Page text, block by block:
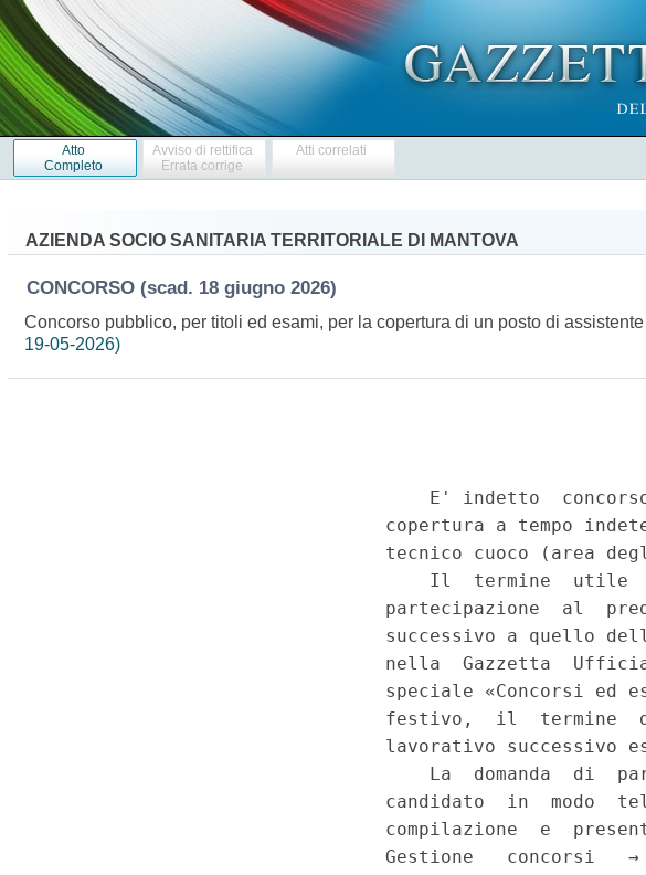
Atto
Completo
Avviso di rettifica
Errata corrige
Atti correlati
AZIENDA SOCIO SANITARIA TERRITORIALE DI MANTOVA
CONCORSO (scad. 18 giugno 2026)
Concorso pubblico, per titoli ed esami, per la copertura di un posto di
19-05-2026)